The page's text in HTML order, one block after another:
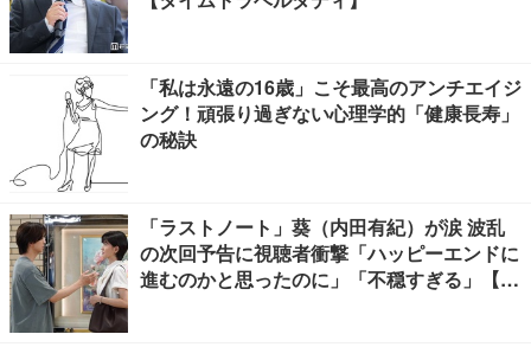
「私は永遠の16歳」こそ最高のアンチエイジ
ング！頑張り過ぎない心理学的「健康長寿」
の秘訣
「ラストノート」葵（内田有紀）が涙 波乱
の次回予告に視聴者衝撃「ハッピーエンドに
進むのかと思ったのに」「不穏すぎる」【ネ